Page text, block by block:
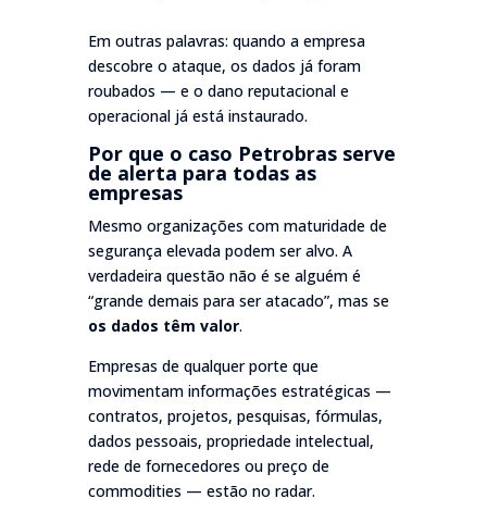
Em outras palavras: quando a empresa
descobre o ataque, os dados já foram
roubados — e o dano reputacional e
operacional já está instaurado.
Por que o caso Petrobras serve
de alerta para todas as
empresas
Mesmo organizações com maturidade de
segurança elevada podem ser alvo. A
verdadeira questão não é se alguém é
“grande demais para ser atacado”, mas se
os dados têm valor.
Empresas de qualquer porte que
movimentam informações estratégicas —
contratos, projetos, pesquisas, fórmulas,
dados pessoais, propriedade intelectual,
rede de fornecedores ou preço de
commodities — estão no radar.